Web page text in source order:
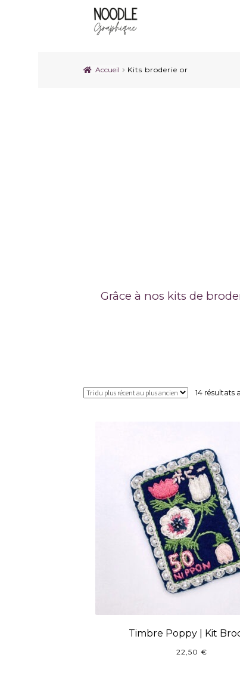
Accueil Kits broderie or
Grâce à nos kits de
14 résultats
Timbre Poppy | Kit
22,50 €